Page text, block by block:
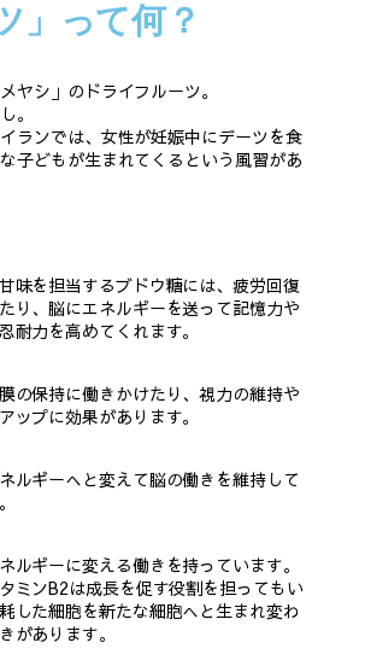
」って何？
ヤシ」のドライフルーツ。
。
ランでは、女性が妊娠中にデーツを食
子どもが生まれてくるという風習があ
味を担当するブドウ糖には、疲労回復
り、脳にエネルギーを送って記憶力や
耐力を高めてくれます。
の保持に働きかけたり、視力の維持や
ップに効果があります。
ルギーへと変えて脳の働きを維持して
ルギーに変える働きを持っています。
ミンB2は成長を促す役割を担ってもい
した細胞を新たな細胞へと生まれ変わ
があります。